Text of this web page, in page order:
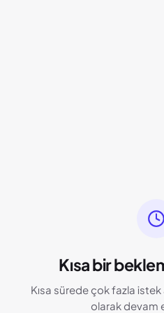
Kısa bir
Kısa sürede çok fazla
olarak devam